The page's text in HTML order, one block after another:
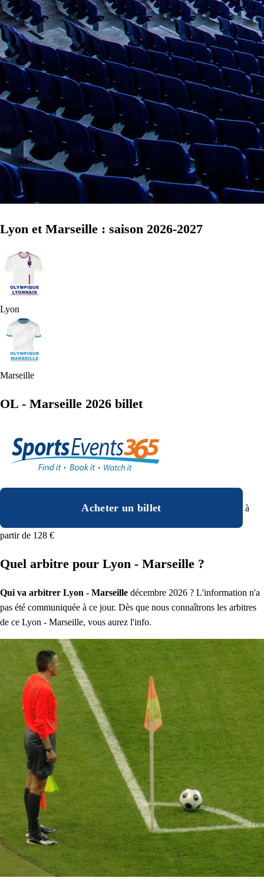
Lyon et Marseille : saison 2026-2027
Lyon
Marseille
OL - Marseille 2026 billet
Acheter un billet à
partir de 128 €
Quel arbitre pour Lyon - Marseille ?
Qui va arbitrer Lyon - Marseille décembre 2026 ? L'information n'a
pas été communiquée à ce jour. Dès que nous connaîtrons les arbitres
de ce Lyon - Marseille, vous aurez l'info.